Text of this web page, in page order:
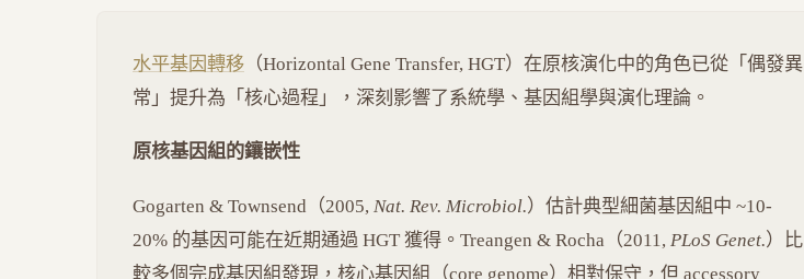
水平基因轉移 （Horizontal Gene Transfer, HGT）在原核演化中的角色已從「偶發異
常」提升為「核心過程」，深刻影響了系統學、基因組學與演化理論。
原核基因組的鑲嵌性
Gogarten & Townsend（2005, Nat. Rev. Microbiol.）估計典型細菌基因組中 ~10-
20% 的基因可能在近期通過 HGT 獲得。Treangen & Rocha（2011, PLoS Genet.）比
較多個完成基因組發現，核心基因組（core genome）相對保守，但 accessory